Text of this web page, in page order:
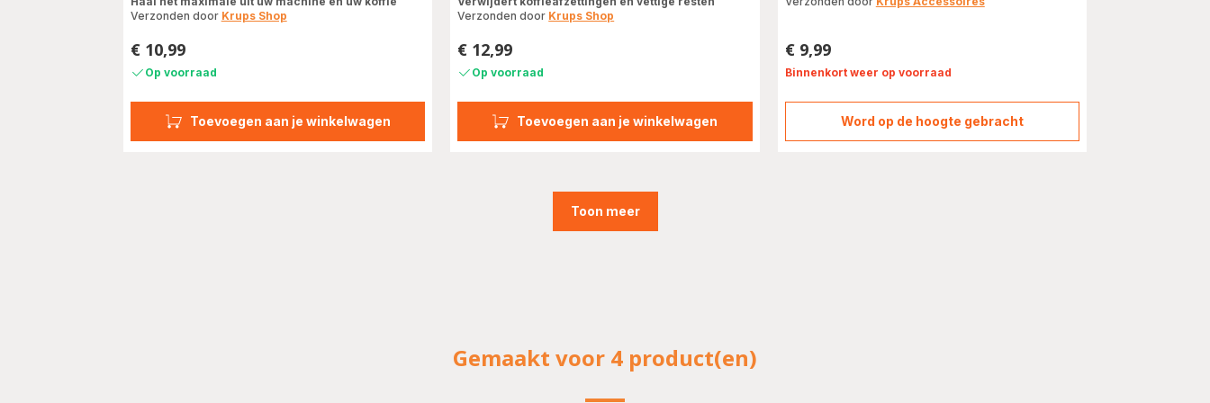
Toevoegen aan je winkelwagen
Verzonden door Krups Shop
Prijs
€ 10,99
Op voorraad
Toevoegen aan je winkelwagen
Verzonden door Krups Shop
Prijs
€ 12,99
Op voorraad
Word op de hoogte gebracht
REINIGINGSTABLET
XS8081F0
Prijs
€ 9,99
Binnenkort weer op voorraad
Toon meer
Gemaakt voor 4 product(en)